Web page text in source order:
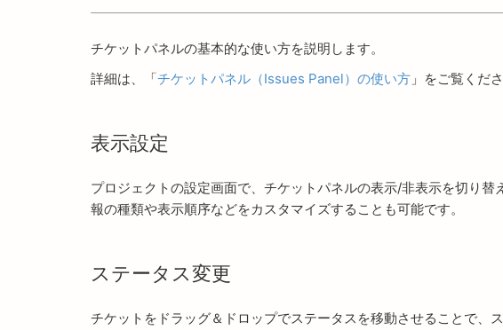
チケットパネルの基本的な使い方を説明します。
詳細は、「チケットパネル（Issues Panel）の使い方 」をご覧くださ
表示設定
プロジェクトの設定画面で、チケットパネルの表示/非表示を切り
報の種類や表示順序などをカスタマイズすることも可能です。
ステータス変更
チケットをドラッグ＆ドロップでステータスを移動させることで、